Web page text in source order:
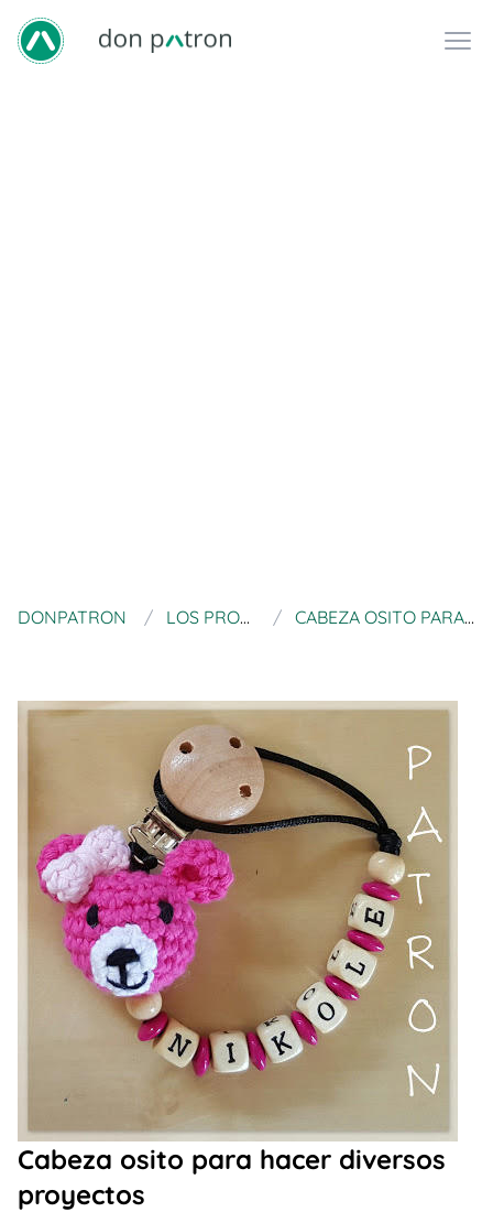
DONPATRON LOS PRODUCTOS DE RUCAS CABEZA OSITO PARA HACER DIVERSOS PROYECTOS
Cabeza osito para hacer diversos
proyectos